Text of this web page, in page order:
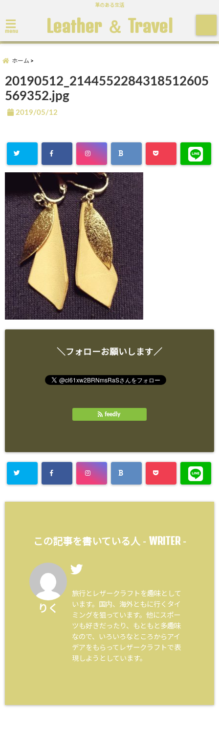
革のある生活
menu Leather ＆ Travel
ホーム
20190512_2144552284318512605
569352.jpg
2019/05/12
＼フォローお願いします／
feedly
この記事を書いている人 - WRITER-
りく
旅行とレザークラフトを趣味として
います。国内、海外ともに行くタイ
ミングを狙っています。他にスポー
ツも好きだったり、もともと多趣味
なので、いろいろなところからアイ
デアをもらってレザークラフトで表
現しようとしています。